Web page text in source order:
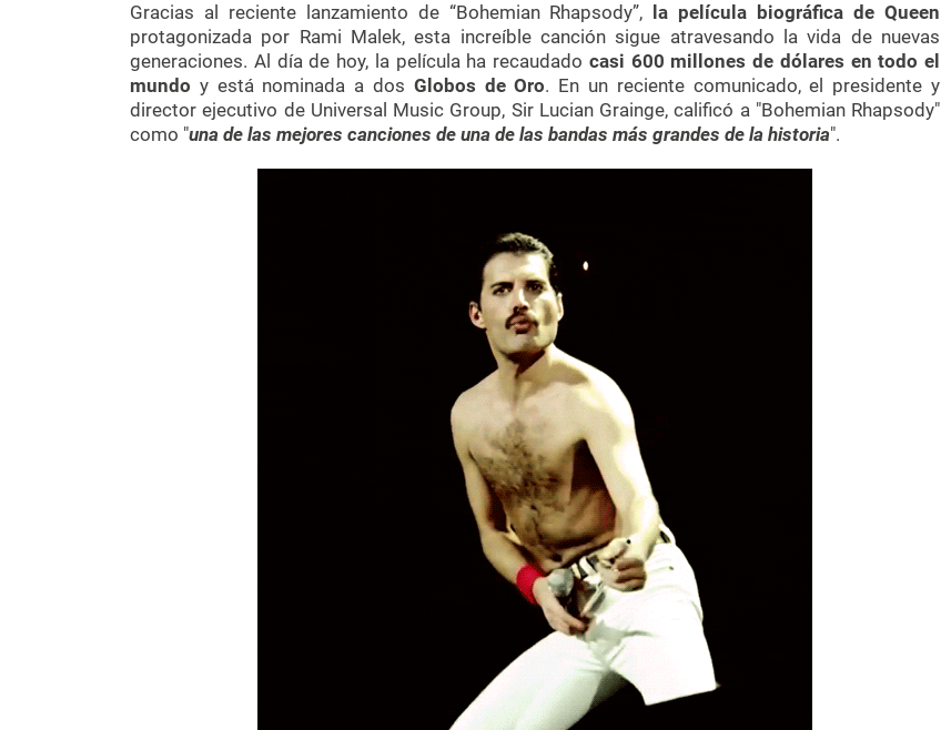
Gracias al reciente lanzamiento de “Bohemian Rhapsody”,
la película biográfica de Queen
protagonizada por Rami Malek, esta increíble canción sigue atravesando la vida de nuevas
generaciones. Al día de hoy, la película ha recaudado casi 600 millones de dólares en todo el
mundo y está nominada a dos Globos de Oro. En un reciente comunicado, el presidente y
director ejecutivo de Universal Music Group, Sir Lucian Grainge, calificó a "Bohemian Rhapsody"
como "una de las mejores canciones de una de las bandas más grandes de la historia".